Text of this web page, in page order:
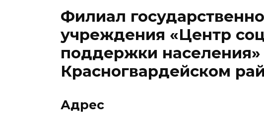
Филиал
учреждения «Центр
поддержки населения»
Красногвардейском
Адрес